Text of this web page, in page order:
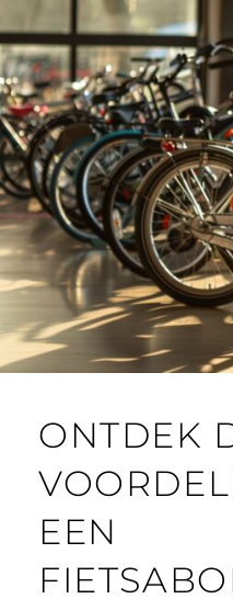
ONTDEK
EEN